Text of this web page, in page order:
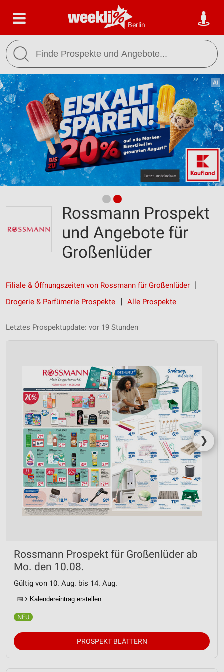
Berlin
Rossmann Prospekt
und Angebote für
Großenlüder
Filiale & Öffnungszeiten von Rossmann für Großenlüder
Drogerie & Parfümerie Prospekte
Alle Prospekte
Letztes Prospektupdate: vor 19 Stunden
❯
Rossmann Prospekt für Großenlüder ab
Mo. den 10.08.
Gültig von 10. Aug. bis 14. Aug.
📅 Kalendereintrag erstellen
PROSPEKT BLÄTTERN